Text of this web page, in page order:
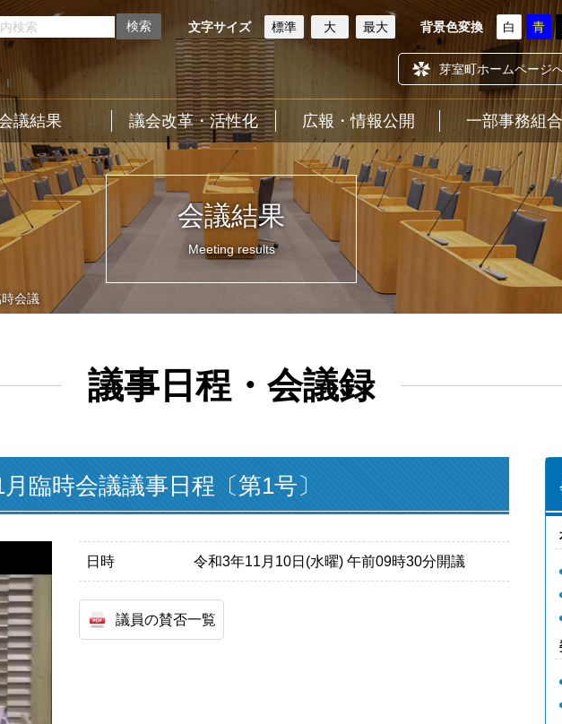
文字サイズ 標準 大 最大 背景色変換 白 青
芽室町ホームページ
議結果 議会改革・活性化 広報・情報公開 一部事務組
会議結果
Meeting results
会議
議事日程・会議録
臨時会議議事日程〔第1号〕
日時 令和3年11月10日(水曜) 午前09時30分開議
議員の賛否一覧